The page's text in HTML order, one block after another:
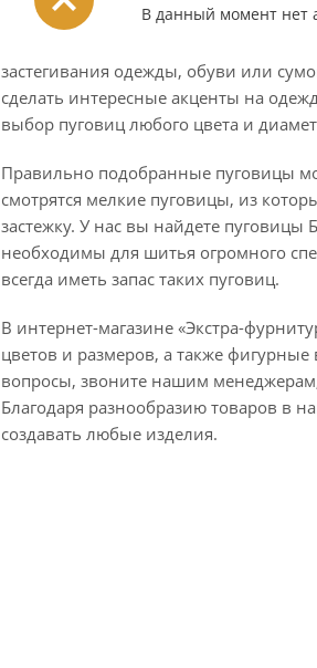
В данный момент нет
застегивания одежды, обуви или
сделать интересные акценты на
выбор пуговиц любого цвета и
Правильно подобранные пуговицы
смотрятся мелкие пуговицы, из
застежку. У нас вы найдете
необходимы для шитья огромного
всегда иметь запас таких пуговиц.
В интернет-магазине «Экстра-
цветов и размеров, а также
вопросы, звоните нашим
Благодаря разнообразию товаров в
создавать любые изделия.